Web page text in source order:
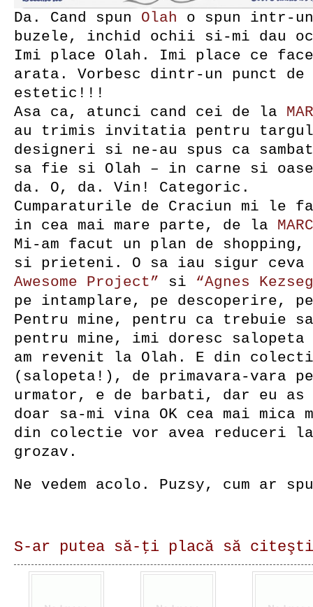
Da. Cand spun Olah o spun intr-
buzele, inchid ochii si-mi dau
Imi place Olah. Imi place ce
arata. Vorbesc dintr-un punct
estetic!!!
Asa ca, atunci cand cei de la
au trimis invitatia pentru targul
designeri si ne-au spus ca
sa fie si Olah – in carne si
da. O, da. Vin! Categoric.
Cumparaturile de Craciun mi le
in cea mai mare parte, de la
Mi-am facut un plan de
si prieteni. O sa iau sigur
Awesome Project” si “Agnes
pe intamplare, pe descoperire,
Pentru mine, pentru ca trebuie
pentru mine, imi doresc
am revenit la Olah. E din
(salopeta!), de primavara-vara
urmator, e de barbati, dar eu as
doar sa-mi vina OK cea mai mica
din colectie vor avea reduceri
grozav.
Ne vedem acolo. Puzsy, cum ar
S-ar putea să-ţi placă să